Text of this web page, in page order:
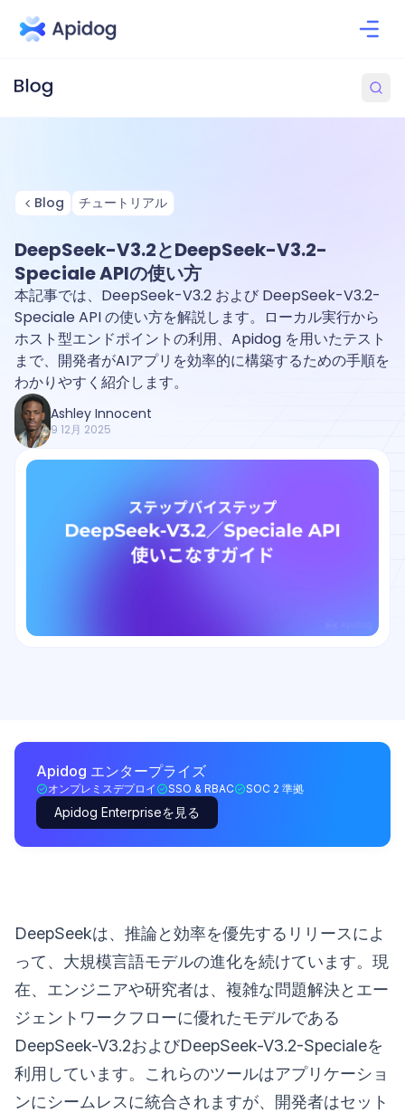
Blog チュートリアル
DeepSeek-V3.2とDeepSeek-V3.2-
Speciale APIの使い方
本記事では、DeepSeek-V3.2 および DeepSeek-V3.2-
Speciale API の使い方を解説します。ローカル実行から
ホスト型エンドポイントの利用、Apidog を用いたテスト
まで、開発者がAIアプリを効率的に構築するための手順を
わかりやすく紹介します。
Ashley Innocent
9 12月 2025
Apidog エンタープライズ
オンプレミスデプロイ SSO & RBAC SOC 2 準拠
Apidog Enterpriseを見る
DeepSeekは、推論と効率を優先するリリースによ
って、大規模言語モデルの進化を続けています。現
在、エンジニアや研究者は、複雑な問題解決とエー
ジェントワークフローに優れたモデルである
DeepSeek-V3.2およびDeepSeek-V3.2-Specialeを
利用しています。これらのツールはアプリケーショ
ンにシームレスに統合されますが、開発者はセット